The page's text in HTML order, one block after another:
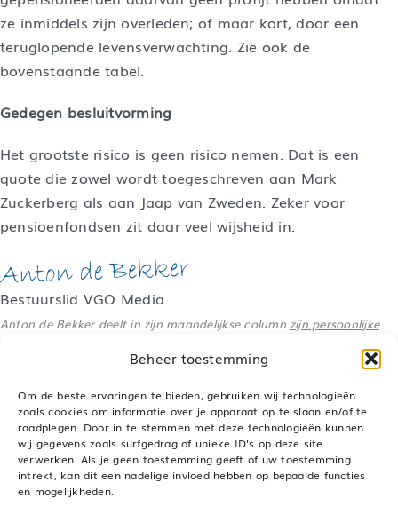
Beheer toestemming
Om de beste ervaringen te bieden, gebruiken wij technologieën
zoals cookies om informatie over je apparaat op te slaan en/of te
raadplegen. Door in te stemmen met deze technologieën kunnen
wij gegevens zoals surfgedrag of unieke ID's op deze site
verwerken. Als je geen toestemming geeft of uw toestemming
intrekt, kan dit een nadelige invloed hebben op bepaalde functies
en mogelijkheden.
ze inmiddels zijn overleden; of maar kort, door een
teruglopende levensverwachting. Zie ook de
bovenstaande tabel.
Gedegen besluitvorming
Het grootste risico is geen risico nemen. Dat is een
quote die zowel wordt toegeschreven aan Mark
Zuckerberg als aan Jaap van Zweden. Zeker voor
pensioenfondsen zit daar veel wijsheid in.
Bestuurslid VGO Media
Anton de Bekker deelt in zijn maandelijkse column zijn persoonlijke
Deel dit bericht, kies je platform!
LinkedInWhatsApp
Pinterest
E-
mail